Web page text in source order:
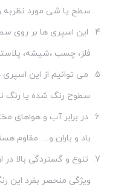
سطح یا شی مورد نظربه
این اسپری ها بر روی
فلز، چسب ،شیشه،
می توانیم از این
سطوح رنگ شده یا رنگ
در برابر آب و هواهای
باد و باران و… مقاوم
تنوع و گستردگی بالا در
ویژگی منحصر بفرد این